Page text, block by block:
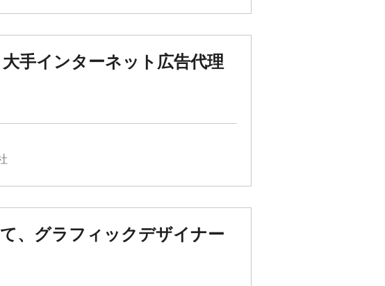
手インターネット広告代理
、グラフィックデザイナー